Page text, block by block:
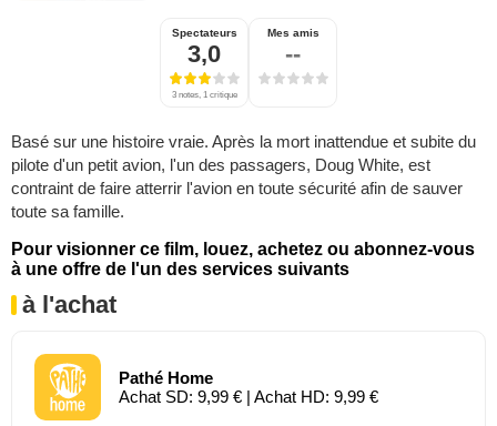
Spectateurs
3,0
3 notes, 1 critique
Mes amis
--
Basé sur une histoire vraie. Après la mort inattendue et subite du
pilote d'un petit avion, l'un des passagers, Doug White, est
contraint de faire atterrir l'avion en toute sécurité afin de sauver
toute sa famille.
Pour visionner ce film, louez, achetez ou abonnez-vous
à une offre de l'un des services suivants
à l'achat
Pathé Home
Achat SD: 9,99 € | Achat HD: 9,99 €